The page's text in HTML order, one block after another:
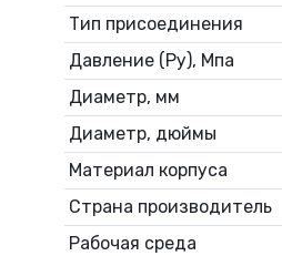
Тип присоединения
Давление (Ру), Мпа
Диаметр, мм
Диаметр, дюймы
Материал корпуса
Страна производитель
Рабочая среда